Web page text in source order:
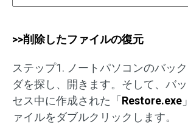
>>削除したファイルの復元
ステップ1. ノートパソコンのバッ
ダを探し、開きます。そして、バ
セス中に作成された「 Restore.exe
ァイルをダブルクリックします。